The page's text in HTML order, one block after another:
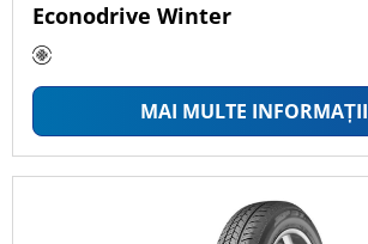
Econodrive Winter
MAI MULTE INFORMAȚII